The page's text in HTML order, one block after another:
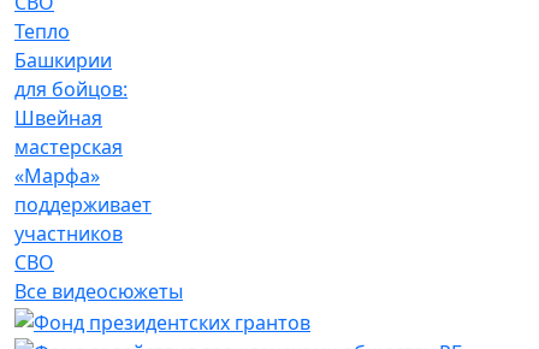
Тепло
Башкирии
для бойцов:
Швейная
мастерская
«Марфа»
поддерживает
участников
СВО
Все видеосюжеты